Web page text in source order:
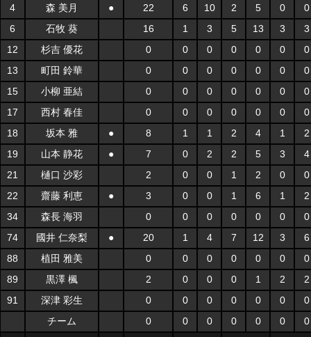
4 森 美月 ● 22 6 10 2 5 0
0
6
石牧 葵 16 1 3 5 13 3
3
12
杉吉 優花 0 0 0 0 0 0
0
13
町田 鈴華 0 0 0 0 0 0
0
15
小柳 亜結 0 0 0 0 0 0
0
17
西村 春佳 0 0 0 0 0 0
0
18
坂本 雅 ● 8 1 1 2 4 1
2
19
山本 静花 ● 7 0 2 2 5 3
4
21
樋口 沙彩 2 0 0 1 2 0
0
22
齋藤 利恵 ● 3 0 0 1 6 1
2
34
森長 海羽 0 0 0 0 0 0
0
74
國井 仁奈梨 ● 20 1 4 7 12 3
6
88
植田 雅美 0 0 0 0 0 0
0
89
黒澤 楓 2 0 0 0 1 2
2
91
深津 彩生 0 0 0 0 0 0
0
チーム
0 0 0 0 0 0 0